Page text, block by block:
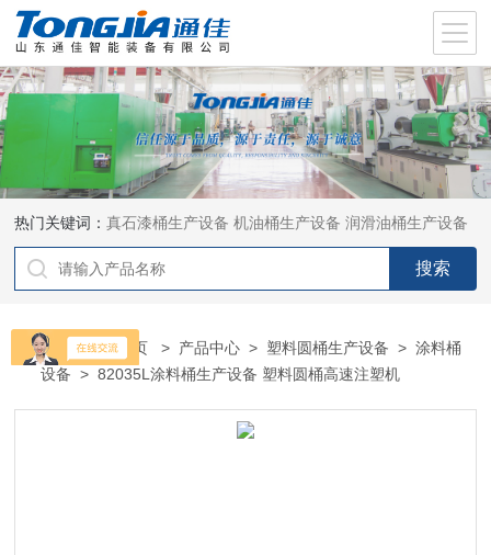
热门关键词：真石漆桶生产设备 机油桶生产设备 润滑油桶生产设备
当前位置：首页 > 产品中心 > 塑料圆桶生产设备 >涂料桶
设备 > 82035L涂料桶生产设备 塑料圆桶高速注塑机